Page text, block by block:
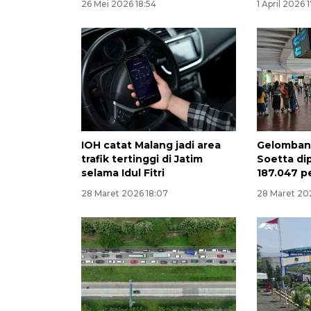
26 Mei 2026 18:54 1 April 2026
IOH catat Malang jadi area
trafik tertinggi di Jatim
selama Idul Fitri
28 Maret 2026 18:07
Soetta
187.047
28 Maret